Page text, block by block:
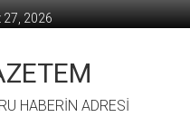
2026
HABERİN ADRESİ